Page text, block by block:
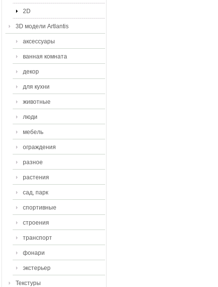
2D
3D модели Artlantis
аксессуары
ванная комната
декор
для кухни
животные
люди
мебель
ограждения
разное
растения
сад, парк
спортивные
строения
транспорт
фонари
экстерьер
Текстуры